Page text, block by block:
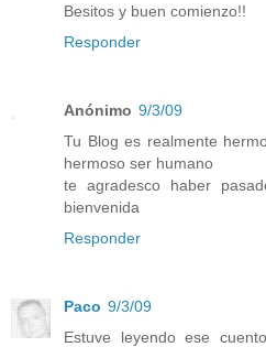
Besitos y buen comienzo!!
Responder
Anónimo 9/3/09
Tu Blog es realmente
hermoso ser humano
te agradesco haber
bienvenida
Responder
Paco 9/3/09
Estuve leyendo ese